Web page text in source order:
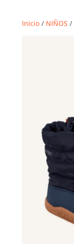
Inicio/ NIÑOS /